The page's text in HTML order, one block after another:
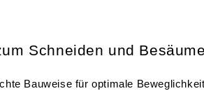
Schneiden und
Bauweise für optimale